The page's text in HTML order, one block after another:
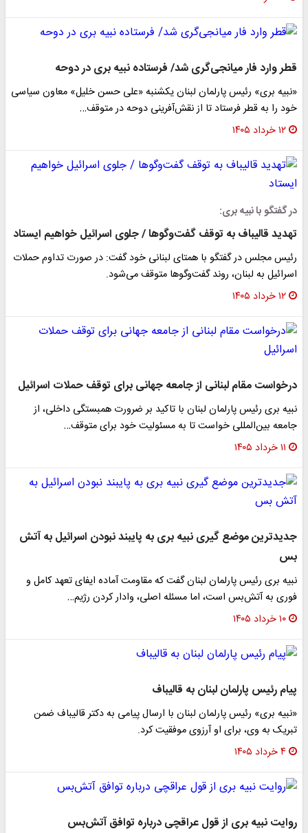
قطر وارد فار میانجی‌گری شد/ فرستاده نبیه بری در دوحه
«نبیه بری» رئیس پارلمان لبنان یکشنبه «علی حسن خلیل» معاون سیاسی
خود را به قطر فرستاد تا از نقش‌آفرینی دوحه در متوقف…
۱۲ خرداد ۱۴۰۵
در گفتگو با نبیه بری:
تهدید قالیباف به توقف گفت‌وگوها / جلوی اسرائیل خواهیم ایستاد
رئیس مجلس در گفتگو با همتای لبنانی خود گفت: در صورت تداوم حملات
اسرائیل به لبنان، روند گفت‌وگوها متوقف می‌شود.
۱۲ خرداد ۱۴۰۵
درخواست مقام لبنانی از جامعه جهانی برای توقف حملات اسرائیل
نبیه بری رئیس پارلمان لبنان با تاکید بر ضرورت همبستگی داخلی، از
جامعه بین‌المللی خواست تا به مسئولیت خود برای متوقف…
۱۱ خرداد ۱۴۰۵
جدیدترین موضع گیری نبیه بری به پایبند نبودن اسرائیل به آتش
بس
نبیه بری رئیس پارلمان لبنان گفت که مقاومت آماده ایفای تعهد کامل و
فوری به آتش‌بس است، اما مسئله اصلی، وادار کردن رژیم…
۱۰ خرداد ۱۴۰۵
پیام رئیس پارلمان لبنان به قالیباف
«نبیه بری» رئیس پارلمان لبنان با ارسال پیامی به دکتر قالیباف ضمن
تبریک به وی، برای او آرزوی موفقیت کرد.
۴ خرداد ۱۴۰۵
روایت نبیه بری از قول عراقچی درباره توافق آتش‌بس